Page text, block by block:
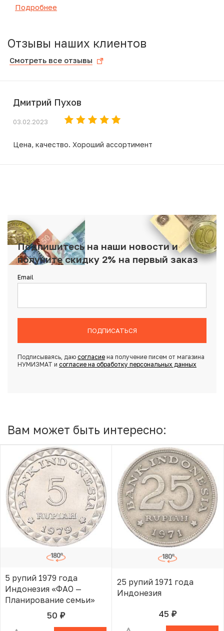
Подробнее
Отзывы наших клиентов
Смотреть все отзывы
Дмитрий Пухов
03.02.2023
Цена, качество. Хороший ассортимент
Подпишитесь на наши новости и
получите скидку 2% на первый заказ
Email
ПОДПИСАТЬСЯ
Подписываясь, даю согласиена получение писем от магазина
НУМИЗМАТ и согласие на обработку персональных данных
Вам может быть интересно:
5 рупий 1979 года
Индонезия «ФАО —
Планирование семьи»
50 руб.В КОРЗИНЕ
25 рупий 1971 года
Индонезия
45 руб.В КОРЗИНЕ